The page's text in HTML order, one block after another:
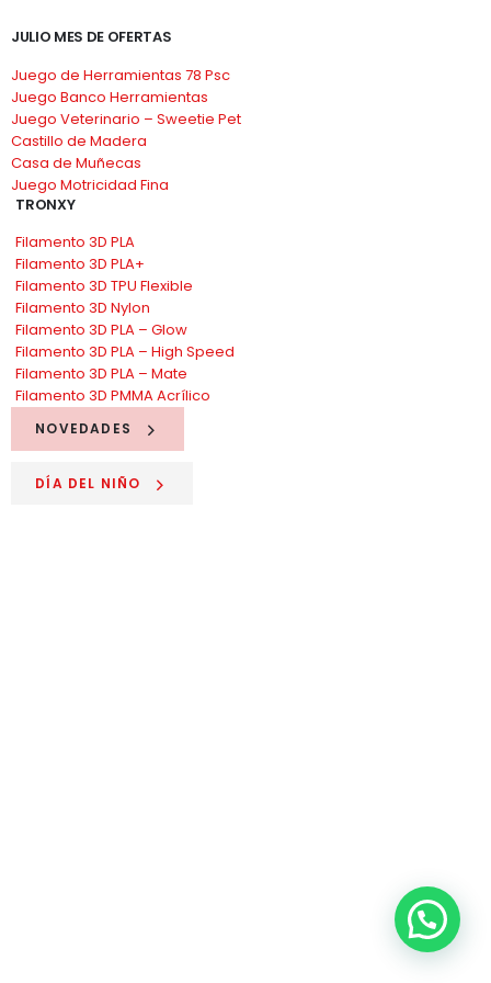
JULIO MES DE OFERTAS
Juego de Herramientas 78 Psc
Juego Banco Herramientas
Juego Veterinario – Sweetie Pet
Castillo de Madera
Casa de Muñecas
Juego Motricidad Fina
TRONXY
Filamento 3D PLA
Filamento 3D PLA+
Filamento 3D TPU Flexible
Filamento 3D Nylon
Filamento 3D PLA – Glow
Filamento 3D PLA – High Speed
Filamento 3D PLA – Mate
Filamento 3D PMMA Acrílico
NOVEDADES
DÍA DEL NIÑO